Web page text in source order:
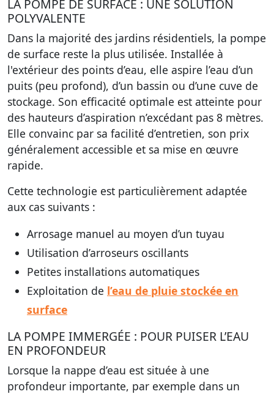
LA POMPE DE SURFACE : UNE SOLUTION
POLYVALENTE
Dans la majorité des jardins résidentiels, la pompe
de surface reste la plus utilisée. Installée à
l'extérieur des points d’eau, elle aspire l’eau d’un
puits (peu profond), d’un bassin ou d’une cuve de
stockage. Son efficacité optimale est atteinte pour
des hauteurs d’aspiration n’excédant pas 8 mètres.
Elle convainc par sa facilité d’entretien, son prix
généralement accessible et sa mise en œuvre
rapide.
Cette technologie est particulièrement adaptée
aux cas suivants :
Arrosage manuel au moyen d’un tuyau
Utilisation d’arroseurs oscillants
Petites installations automatiques
Exploitation de l’eau de pluie stockée en
surface
LA POMPE IMMERGÉE : POUR PUISER L’EAU
EN PROFONDEUR
Lorsque la nappe d’eau est située à une
profondeur importante, par exemple dans un